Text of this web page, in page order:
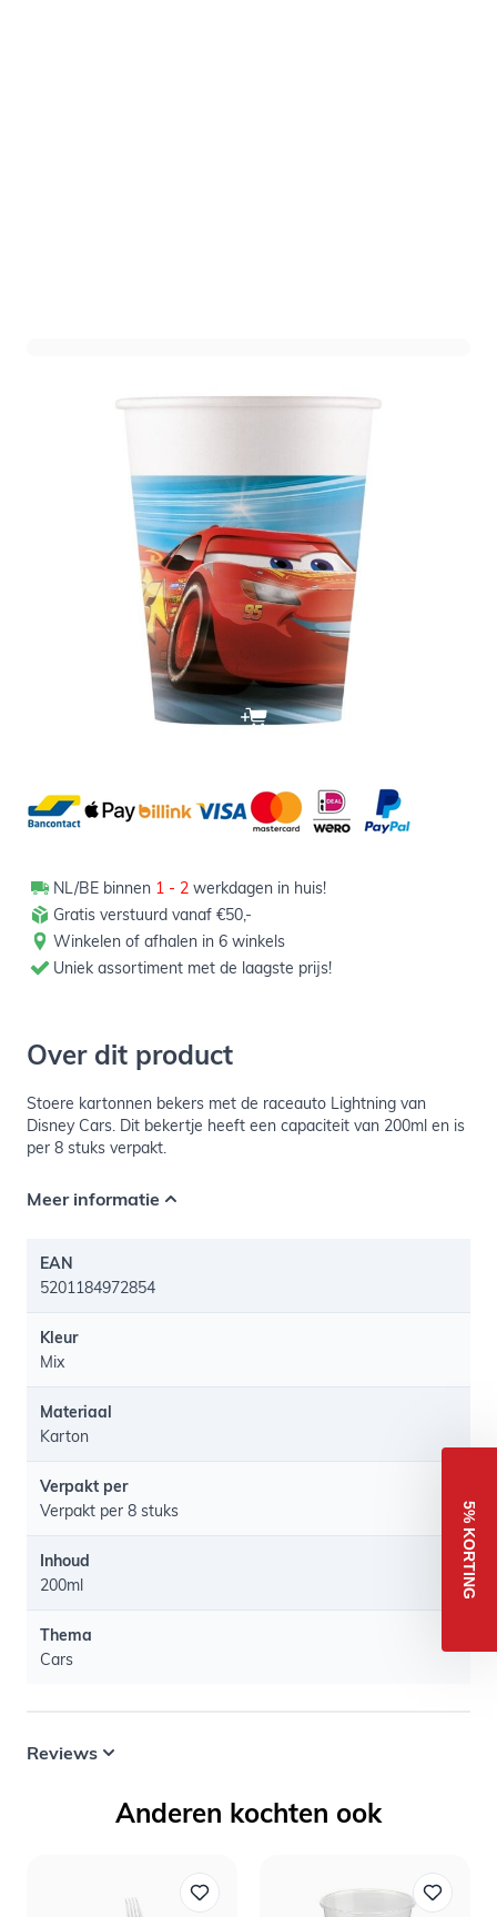
Op voorraad
Verpakt per 8 stuks
In winkelwagen
NL/BE binnen 1 - 2 werkdagen in huis!
Gratis verstuurd vanaf €50,-
Winkelen of afhalen in 6 winkels
Uniek assortiment met de laagste prijs!
Over dit product
Stoere kartonnen bekers met de raceauto Lightning van
Disney Cars. Dit bekertje heeft een capaciteit van 200ml en is
per 8 stuks verpakt.
Meer informatie
EAN
5201184972854
Kleur
Mix
Materiaal
Karton
Verpakt per
Verpakt per 8 stuks
Inhoud
200ml
Thema
Cars
Reviews
Anderen kochten ook
5% KORTING